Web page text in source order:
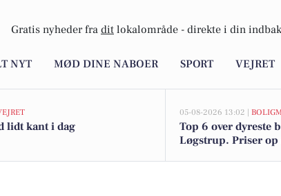
Gratis nyheder fra dit lokalområde - direkte i din
NYT MØD DINE NABOER SPORT VEJRET
lidt kant i dag
05-08-2026 13:02 |
Top 6 over dyreste
Løgstrup. Priser